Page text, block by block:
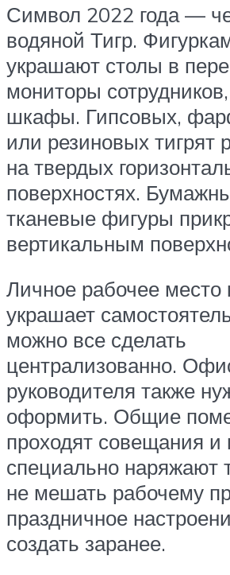
Символ 2022 года —
водяной Тигр.
украшают столы в
мониторы
шкафы. Гипсовых,
или резиновых тигрят
на твердых
поверхностях.
тканевые фигуры
вертикальным
Личное рабочее место
украшает
можно все сделать
централизованно.
руководителя также
оформить. Общие
проходят совещания и
специально наряжают
не мешать рабочему
праздничное
создать заранее.